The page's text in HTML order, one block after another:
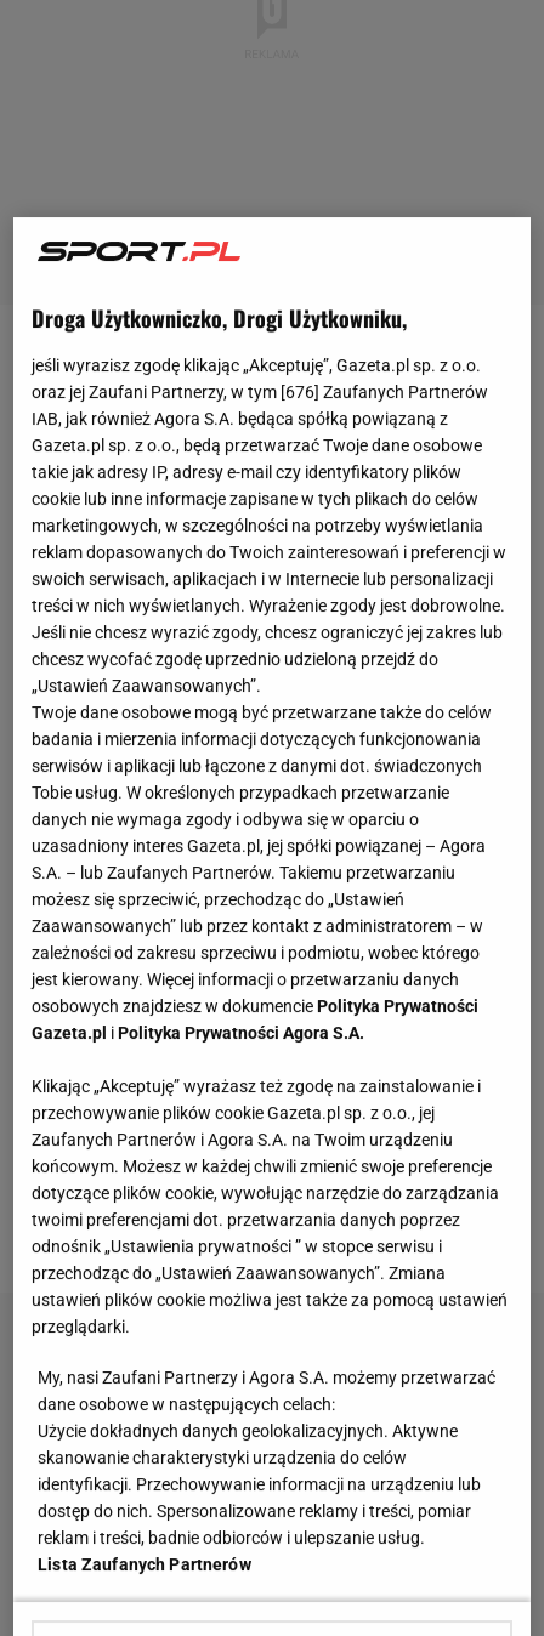
Pięcioletnia umowa, 20 mln euro rocznie - takie
pojawiały się w ostatnich dniach przecieki na temat
negocjacji kapitanaBayernuz klubem.Neuer
to mocno krytykowany w mediach, w niektórych - już
za sam fakt że podczas pandemii, gdy firmy odsyłają
pracowników na bezrobocie, stałe lub czasowe,
rozmawia o podwyżce. - Jest jasne, że oczekiwanie
umowy pięcioletniej to utopia. Te informacje są
bezsensowne. Mam 34 lata i nie wiem co będzie,
gdy będę miał 39 - mówi Neuer.- Obie te liczby są
nieprawdziwe. W rozmowach z Hasanem
Salihamidziciem i Oliverem Kahnem byliśmy bardzo
elastyczni, jeśli chodzi o czas trwania nowej umowy.
A co do wynagrodzenia, to trudno to ująć jedną cyfrą,
bo są różne propozycje, zależne od czasu trwania
umowy. Biorą też pod uwagę konsekwencje
obecnego kryzysu - dodajemenedżer Thomas Kroth,
który towarzyszył bramkarzowiBayernupodczas
tego wywiadu. – Manuelowi chodzi o jedno:
docenienie - mówi Kroth. - Właśnie - dopowiada
liście płac. Chodzi o to, że Manuel jest najlepszym
bramkarzem na świecie, kapitanem klubu i
reprezentacji, robi poza boiskiem dużo rzeczy
dobrych dla Bayernu. I decydenci mają tego
świadomość. Stąd słowo: docenienie – mówi Kroth.
Droga Użytkowniczko, Drogi Użytkowniku,
jeśli wyrazisz zgodę klikając „Akceptuję”, Gazeta.pl sp. z o.o.
oraz jej Zaufani Partnerzy, w tym [676] Zaufanych Partnerów
IAB, jak również Agora S.A. będąca spółką powiązaną z
Gazeta.pl sp. z o.o., będą przetwarzać Twoje dane osobowe
takie jak adresy IP, adresy e-mail czy identyfikatory plików
cookie lub inne informacje zapisane w tych plikach do celów
marketingowych, w szczególności na potrzeby wyświetlania
reklam dopasowanych do Twoich zainteresowań i preferencji w
swoich serwisach, aplikacjach i w Internecie lub personalizacji
treści w nich wyświetlanych. Wyrażenie zgody jest dobrowolne.
Jeśli nie chcesz wyrazić zgody, chcesz ograniczyć jej zakres lub
chcesz wycofać zgodę uprzednio udzieloną przejdź do
„Ustawień Zaawansowanych”.
Twoje dane osobowe mogą być przetwarzane także do celów
badania i mierzenia informacji dotyczących funkcjonowania
serwisów i aplikacji lub łączone z danymi dot. świadczonych
Tobie usług. W określonych przypadkach przetwarzanie
danych nie wymaga zgody i odbywa się w oparciu o
uzasadniony interes Gazeta.pl, jej spółki powiązanej – Agora
S.A. – lub Zaufanych Partnerów. Takiemu przetwarzaniu
możesz się sprzeciwić, przechodząc do „Ustawień
Zaawansowanych” lub przez kontakt z administratorem – w
zależności od zakresu sprzeciwu i podmiotu, wobec którego
jest kierowany. Więcej informacji o przetwarzaniu danych
osobowych znajdziesz w dokumenciePolityka Prywatności
Gazeta.pl iPolityka Prywatności Agora S.A.
Klikając „Akceptuję” wyrażasz też zgodę na zainstalowanie i
przechowywanie plików cookie Gazeta.pl sp. z o.o., jej
Zaufanych Partnerów i Agora S.A. na Twoim urządzeniu
końcowym. Możesz w każdej chwili zmienić swoje preferencje
dotyczące plików cookie, wywołując narzędzie do zarządzania
twoimi preferencjami dot. przetwarzania danych poprzez
odnośnik „Ustawienia prywatności ” w stopce serwisu i
przechodząc do „Ustawień Zaawansowanych”. Zmiana
ustawień plików cookie możliwa jest także za pomocą ustawień
przeglądarki.
My, nasi Zaufani Partnerzy i Agora S.A. możemy przetwarzać
dane osobowe w następujących celach:
Użycie dokładnych danych geolokalizacyjnych. Aktywne
skanowanie charakterystyki urządzenia do celów
identyfikacji. Przechowywanie informacji na urządzeniu lub
dostęp do nich. Spersonalizowane reklamy i treści, pomiar
reklam i treści, badnie odbiorców i ulepszanie usług.
Lista Zaufanych Partnerów